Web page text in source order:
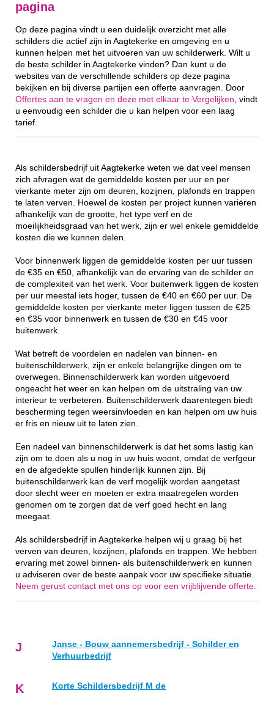
pagina
Op deze pagina vindt u een duidelijk overzicht met alle
schilders die actief zijn in Aagtekerke en omgeving en u
kunnen helpen met het uitvoeren van uw schilderwerk. Wilt u
de beste schilder in Aagtekerke vinden? Dan kunt u de
websites van de verschillende schilders op deze pagina
bekijken en bij diverse partijen een offerte aanvragen. Door
Offertes aan te vragen en deze met elkaar te Vergelijken , vindt
u eenvoudig een schilder die u kan helpen voor een laag
tarief.
Als schildersbedrijf uit Aagtekerke weten we dat veel mensen
zich afvragen wat de gemiddelde kosten per uur en per
vierkante meter zijn om deuren, kozijnen, plafonds en trappen
te laten verven. Hoewel de kosten per project kunnen variëren
afhankelijk van de grootte, het type verf en de
moeilijkheidsgraad van het werk, zijn er wel enkele gemiddelde
kosten die we kunnen delen.
Voor binnenwerk liggen de gemiddelde kosten per uur tussen
de €35 en €50, afhankelijk van de ervaring van de schilder en
de complexiteit van het werk. Voor buitenwerk liggen de kosten
per uur meestal iets hoger, tussen de €40 en €60 per uur. De
gemiddelde kosten per vierkante meter liggen tussen de €25
en €35 voor binnenwerk en tussen de €30 en €45 voor
buitenwerk.
Wat betreft de voordelen en nadelen van binnen- en
buitenschilderwerk, zijn er enkele belangrijke dingen om te
overwegen. Binnenschilderwerk kan worden uitgevoerd
ongeacht het weer en kan helpen om de uitstraling van uw
interieur te verbeteren. Buitenschilderwerk daarentegen biedt
bescherming tegen weersinvloeden en kan helpen om uw huis
er fris en nieuw uit te laten zien.
Een nadeel van binnenschilderwerk is dat het soms lastig kan
zijn om te doen als u nog in uw huis woont, omdat de verfgeur
en de afgedekte spullen hinderlijk kunnen zijn. Bij
buitenschilderwerk kan de verf mogelijk worden aangetast
door slecht weer en moeten er extra maatregelen worden
genomen om te zorgen dat de verf goed hecht en lang
meegaat.
Als schildersbedrijf in Aagtekerke helpen wij u graag bij het
verven van deuren, kozijnen, plafonds en trappen. We hebben
ervaring met zowel binnen- als buitenschilderwerk en kunnen
u adviseren over de beste aanpak voor uw specifieke situatie.
Neem gerust contact met ons op voor een vrijblijvende offerte.
J
Janse - Bouw aannemersbedrijf - Schilder en
Verhuurbedrijf
K Korte Schildersbedrijf M de